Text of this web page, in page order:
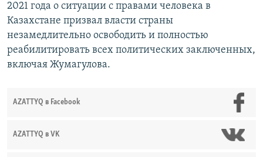
2021 года о ситуации с правами человека в
Казахстане призвал власти страны
незамедлительно освободить и полностью
реабилитировать всех политических заключенных,
включая Жумагулова.
AZATTYQ в Facebook
AZATTYQ в VK